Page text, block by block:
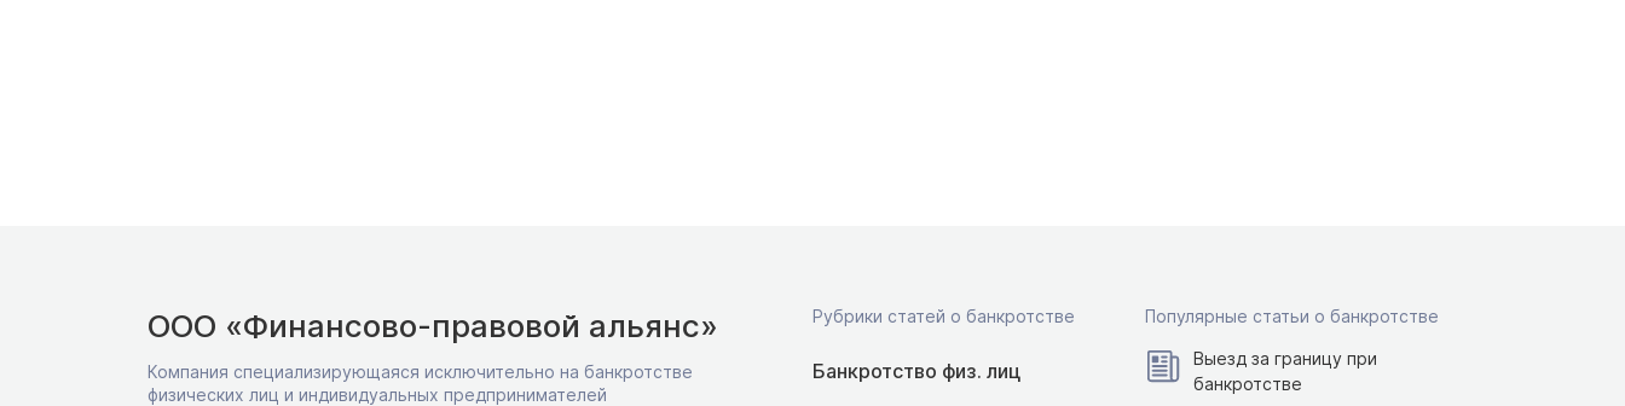
ООО «Финансово-правовой альянс»
Компания специализирующаяся исключительно на банкротстве
физических лиц и индивидуальных предпринимателей
Рубрики статей о банкротстве
Банкротство физ. лиц
Популярные статьи о банкротстве
Выезд за границу при
банкротстве